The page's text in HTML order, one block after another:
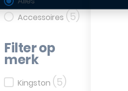
Accessoires (5)
Filter op
merk
Filter op merk
Kingston (5)